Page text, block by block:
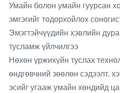
Умайн болон умайн гуурсан
эмгэгийг тодорхойлох
Эмэгтэйчүүдийн хэвлийн
тусламж үйлчилгээ
Нөхөн үржихүйн туслах
өндгөвчний зөөлөн сэдээлт,
эсийг угааж умайн хөндийд